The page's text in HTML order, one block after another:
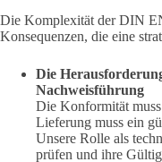
Die Komplexität der DIN
Konsequenzen, die eine
Die
Nachweisführung
Die Konformität
Lieferung muss ein
Unsere Rolle als
prüfen und ihre